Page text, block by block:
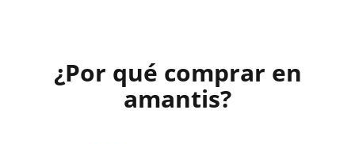
¿Por qué comprar en
amantis?